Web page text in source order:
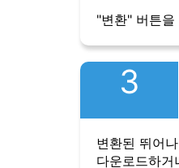
"변환" 버튼을
3
변환된 뛰어
다운로드하거